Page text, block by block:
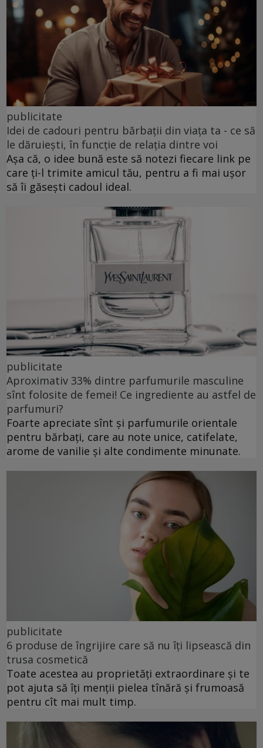
publicitate
Idei de cadouri pentru bărbații din viața ta - ce să
le dăruiești, în funcție de relația dintre voi
Așa că, o idee bună este să notezi fiecare link pe
care ți-l trimite amicul tău, pentru a fi mai ușor
să îi găsești cadoul ideal.
publicitate
Aproximativ 33% dintre parfumurile masculine
sînt folosite de femei! Ce ingrediente au astfel de
parfumuri?
Foarte apreciate sînt și parfumurile orientale
pentru bărbați, care au note unice, catifelate,
arome de vanilie și alte condimente minunate.
publicitate
6 produse de îngrijire care să nu îți lipsească din
trusa cosmetică
Toate acestea au proprietăți extraordinare și te
pot ajuta să îți menții pielea tînără și frumoasă
pentru cît mai mult timp.